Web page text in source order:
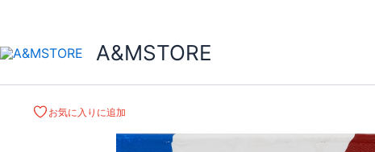
A&MSTORE
お気に入りに追加